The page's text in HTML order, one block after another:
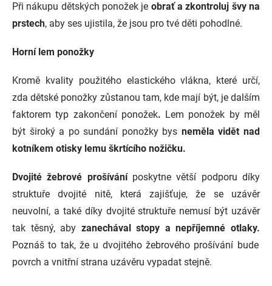
Při nákupu dětských ponožek je obrať a zkontroluj švy na
prstech, aby ses ujistila, že jsou pro tvé děti pohodlné.
Horní lem ponožky
Kromě kvality použitého elastického vlákna, které určí,
zda dětské ponožky zůstanou tam, kde mají být, je dalším
faktorem typ zakončení ponožek. Lem ponožek by měl
být široký a po sundání ponožky bys neměla vidět nad
kotníkem otisky lemu škrtícího nožičku.
Dvojité žebrové prošívání poskytne větší podporu díky
struktuře dvojité nitě, která zajišťuje, že se uzávěr
neuvolní, a také díky dvojité struktuře nemusí být uzávěr
tak těsný, aby zanechával stopy a nepříjemné otlaky.
Poznáš to tak, že u dvojitého žebrového prošívání bude
povrch a vnitřní strana uzávěru vypadat stejně.